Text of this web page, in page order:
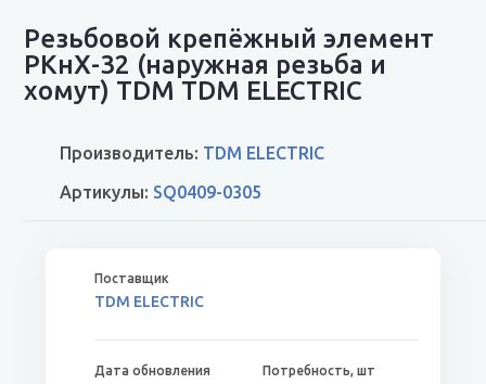
Резьбовой крепёжный элемент
РКнХ-32 (наружная резьба и
хомут) TDM TDM ELECTRIC
Производитель: TDM ELECTRIC
Артикулы: SQ0409-0305
TDM ELECTRIC